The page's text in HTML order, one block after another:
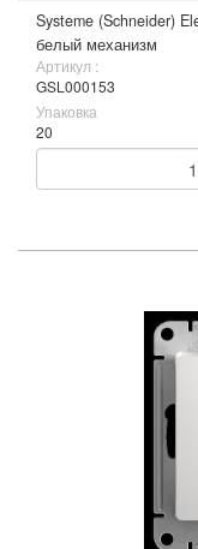
Systeme (Schneider)
белый механизм
Артикул :
GSL000153
Упаковка
20